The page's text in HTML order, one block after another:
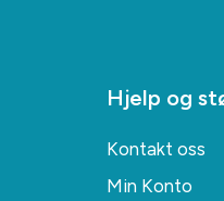
Hjelp og
Kontakt oss
Min Konto